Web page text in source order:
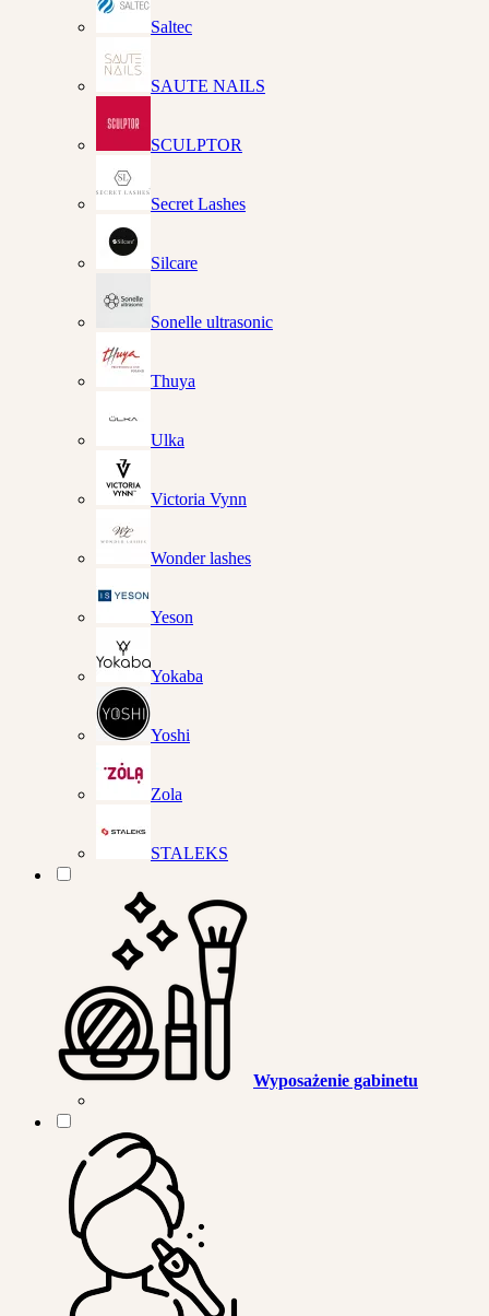
Saltec
SAUTE NAILS
SCULPTOR
Secret Lashes
Silcare
Sonelle ultrasonic
Thuya
Ulka
Victoria Vynn
Wonder lashes
Yeson
Yokaba
Yoshi
Zola
STALEKS
Wyposażenie gabinetu